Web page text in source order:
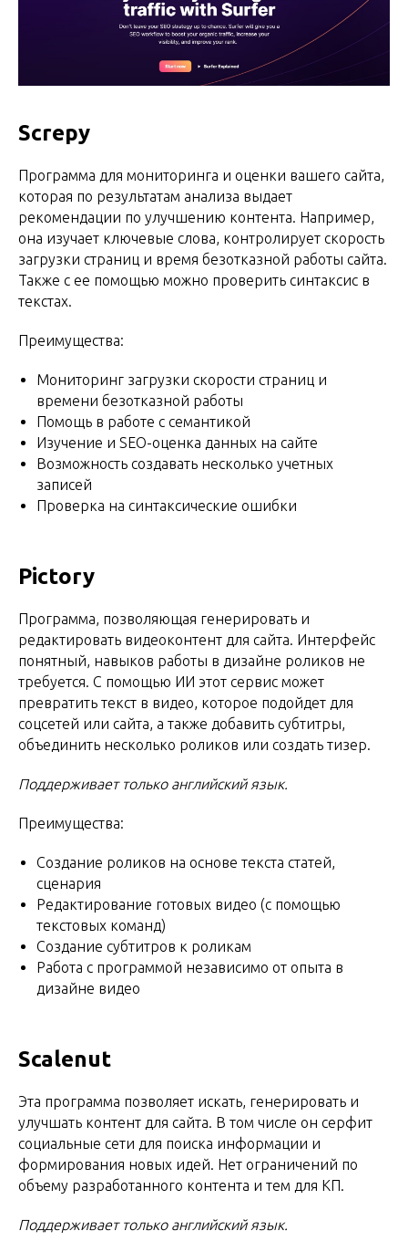
Screpy
Программа для мониторинга и оценки вашего сайта,
которая по результатам анализа выдает
рекомендации по улучшению контента. Например,
она изучает ключевые слова, контролирует скорость
загрузки страниц и время безотказной работы сайта.
Также с ее помощью можно проверить синтаксис в
текстах.
Преимущества:
Мониторинг загрузки скорости страниц и
времени безотказной работы
Помощь в работе с семантикой
Изучение и SEO-оценка данных на сайте
Возможность создавать несколько учетных
записей
Проверка на синтаксические ошибки
Pictory
Программа, позволяющая генерировать и
редактировать видеоконтент для сайта. Интерфейс
понятный, навыков работы в дизайне роликов не
требуется. С помощью ИИ этот сервис может
превратить текст в видео, которое подойдет для
соцсетей или сайта, а также добавить субтитры,
объединить несколько роликов или создать тизер.
Поддерживает только английский язык.
Преимущества:
Создание роликов на основе текста статей,
сценария
Редактирование готовых видео (с помощью
текстовых команд)
Создание субтитров к роликам
Работа с программой независимо от опыта в
дизайне видео
Scalenut
Эта программа позволяет искать, генерировать и
улучшать контент для сайта. В том числе он серфит
социальные сети для поиска информации и
формирования новых идей. Нет ограничений по
объему разработанного контента и тем для КП.
Поддерживает только английский язык.